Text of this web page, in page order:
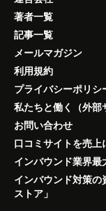
著者一覧
記事一覧
メールマガジン
利用規約
プライバシーポリシ
私たちと働く（外部
お問い合わせ
口コミサイトを売上
インバウンド業界最
インバウンド対策
ストア」